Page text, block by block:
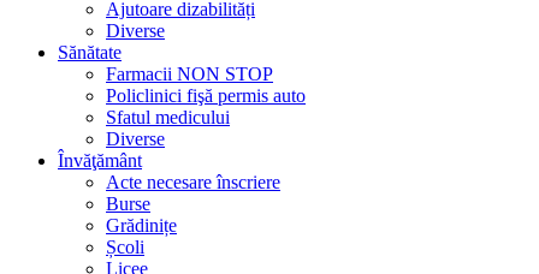
Ajutoare dizabilități
Diverse
Sănătate
Farmacii NON STOP
Policlinici fişă permis auto
Sfatul medicului
Diverse
Învăţământ
Acte necesare înscriere
Burse
Grădinițe
Școli
Licee